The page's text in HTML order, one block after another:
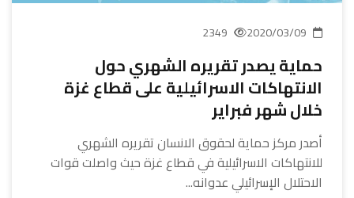
حماية يصدر تقريره الشهري حول
الانتهاكات الاسرائيلية على قطاع غزة
خلال شهر فبراير
أصدر مركز حماية لحقوق الانسان تقريره الشهري
للانتهاكات الاسرائيلية في قطاع غزة حيث واصلت قوات
الاحتلال الإسرائيلي عدوانه...